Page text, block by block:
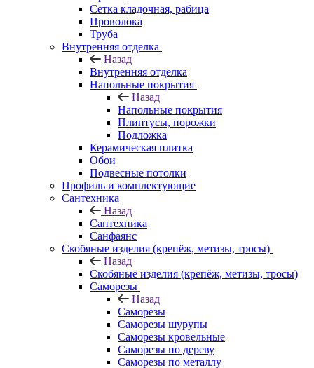
Сетка кладочная, рабица
Проволока
Труба
Внутренняя отделка
Назад
Внутренняя отделка
Напольные покрытия
Назад
Напольные покрытия
Плинтусы, порожки
Подложка
Керамическая плитка
Обои
Подвесные потолки
Профиль и комплектующие
Сантехника
Назад
Сантехника
Санфаянс
Скобяные изделия (крепёж, метизы, тросы)
Назад
Скобяные изделия (крепёж, метизы, тросы)
Саморезы
Назад
Саморезы
Саморезы шурупы
Саморезы кровельные
Саморезы по дереву
Саморезы по металлу